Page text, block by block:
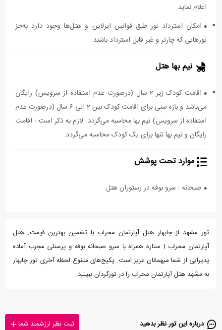
اعلام نماید.
امکان استرداد تور طبق قوانین ایرلاین و هتل‌ها وجود دارد به‌جز
تورهایی که چارتر و غیر قابل استرداد باشند.
نیم بها هتل
اقامت کودک زیر 2 سال (درصورت عدم استفاده از سرویس) رایگان
می‌باشد و بازه سنی برای اقامت کودک بین 2 الی 6 سال (درصورت عدم
استفاده از سرویس) نیم بها محاسبه می‌گردد. لازم به ذکر است : اقامت
رایگان و نیم بها تنها برای یک کودک محاسبه می‌گردد.
موارد تحت پوشش
صبحانه : سرو بوفه در رستوران هتل
تور مشهد از چابهار هتل آپارتمان محراب با تضمین بهترین قیمت. هتل
آپارتمان محراب 1 ستاره همراه با سرو صبحانه بوفه و پرسنلی مجرب آماده
پذیرایی از شما میهمانان عزیز است. پکیج‌های متنوع لحظه آخری تور چابهار
به مشهد هتل آپارتمان محراب را در تورگردان ببینید.
درباره این تور‌ نظر بدهید ثبت نظر ارزشمند شما